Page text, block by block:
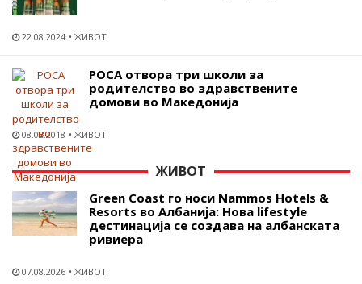
22.08.2024 ЖИВОТ
РОСА отвора три школи за
родителство во здравствените
домови во Македонија
08.02.2018 ЖИВОТ
ЖИВОТ
Green Coast го носи Nammos Hotels &
Resorts во Албанија: Нова lifestyle
дестинација се создава на албанската
ривиера
07.08.2026 ЖИВОТ